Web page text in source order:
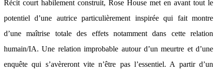
Récit court habilement construit, Rose House met en avant tout le
potentiel d’une autrice particulièrement inspirée qui fait montre
d’une maîtrise totale des effets notamment dans cette relation
humain/IA. Une relation improbable autour d’un meurtre et d’une
enquête qui s’avèreront vite n’être pas l’essentiel. A partir d’un